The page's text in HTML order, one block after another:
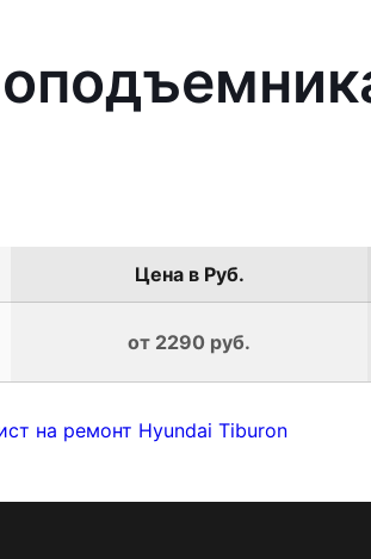
Цена в Руб.
от 2290 руб.
на ремонт Hyundai Tiburon